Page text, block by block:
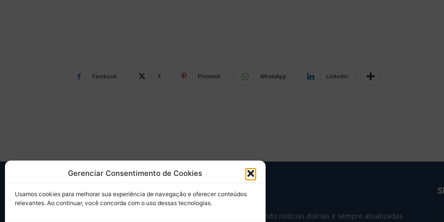
Gerenciar Consentimento de Cookies
Usamos cookies para melhorar sua experiência de navegação e oferecer conteúdos
relevantes. Ao continuar, você concorda com o uso dessas tecnologias.
Facebook X Pinterest WhatsApp Linkedin
SOBRE NÓS
Desde 2004 trazendo notícias diárias e sempre atualizadas